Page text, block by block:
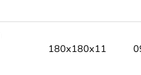
180x180x11